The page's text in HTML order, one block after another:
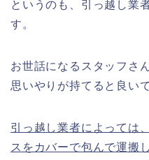
というのも、引っ越し業
す。
お世話になるスタッフさ
思いやりが持てると良い
引っ越し業者によっては
スをカバーで包んで運搬